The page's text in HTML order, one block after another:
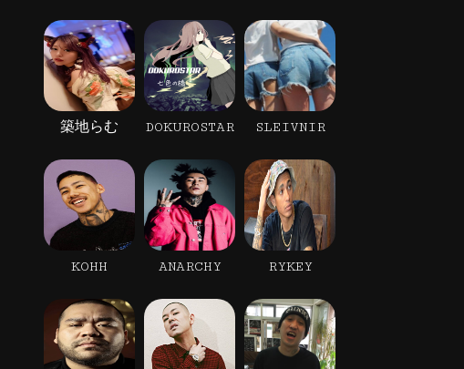
築地らむ DOKUROSTAR SLEIVNIR
KOHH ANARCHY RYKEY